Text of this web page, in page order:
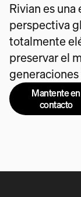
Rivian es
perspectiva
totalmente
preservar el
Mantente en
contacto